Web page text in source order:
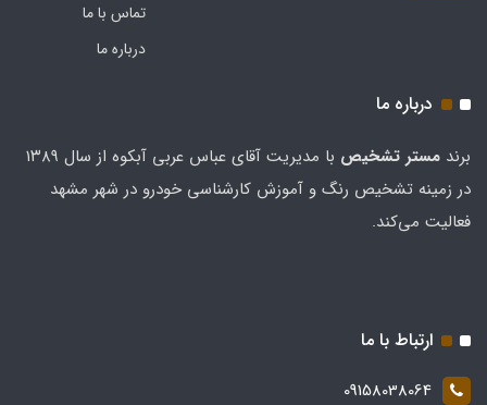
تماس با ما
درباره ما
درباره ما
برند مستر تشخيص
با مدیریت آقای عباس عربی آبکوه از سال ۱۳۸۹
در زمینه تشخیص رنگ و آموزش کارشناسی خودرو در شهر مشهد
فعالیت می‌کند.
ارتباط با ما
09158038064